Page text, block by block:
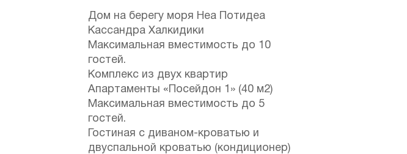
Дом на берегу моря Неа Потидеа
Кассандра Халкидики
Максимальная вместимость до 10
гостей.
Комплекс из двух квартир
Апартаменты «Посейдон 1» (40 м2)
Максимальная вместимость до 5
гостей.
Гостиная с диваном-кроватью и
двуспальной кроватью (кондиционер)